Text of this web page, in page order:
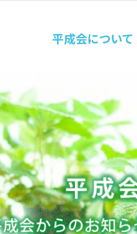
平成会について